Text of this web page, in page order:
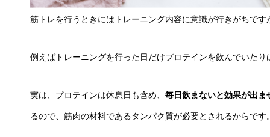
筋トレを行うときにはトレーニング内容に意識が行きがちです
例えばトレーニングを行った日だけプロテインを飲んでいたり
実は、プロテインは休息日も含め、 毎日飲まないと効果が出ま
るので、筋肉の材料であるタンパク質が必要とされるからです